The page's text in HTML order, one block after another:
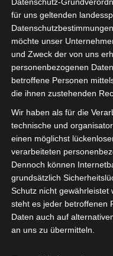
Sie befinden sich hier:
Métlaoui (ESM) –
3
Meisterschaft
|
Halbzeit: 0-
Datenschutz-
für uns geltenden
möchte unser
und Zweck der von uns
personenbezogenen
betroffene Personen
die ihnen zustehenden
Wir haben als für die
technische und
einen möglichst
verarbeiteten
Dennoch können
grundsätzlich
Schutz nicht gewährleistet
steht es jeder betroffenen
Daten auch auf
an uns zu übermitteln.